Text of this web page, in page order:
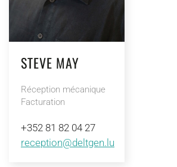
STEVE MAY
Réception mécanique
Facturation
+352 81 82 04 27
reception@deltgen.lu